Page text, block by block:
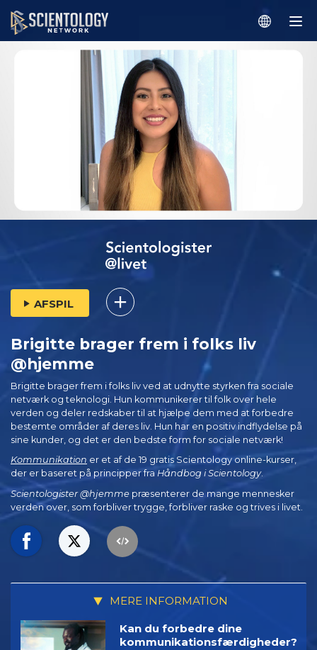
AFSPIL
Brigitte brager frem i folks liv
@hjemme
Brigitte brager frem i folks liv ved at udnytte styrken fra sociale
netværk og teknologi. Hun kommunikerer til folk over hele
verden og deler redskaber til at hjælpe dem med at forbedre
bestemte områder af deres liv. Hun har en positiv indflydelse på
sine kunder, og det er den bedste form for sociale netværk!
Kommunikation er et af de 19 gratis Scientology online-kurser,
der er baseret på principper fra Håndbog i Scientology.
Scientologister @hjemme præsenterer de mange mennesker
verden over, som forbliver trygge, forbliver raske og trives i livet.
MERE INFORMATION
Kan du forbedre dine
kommunikationsfærdigheder?